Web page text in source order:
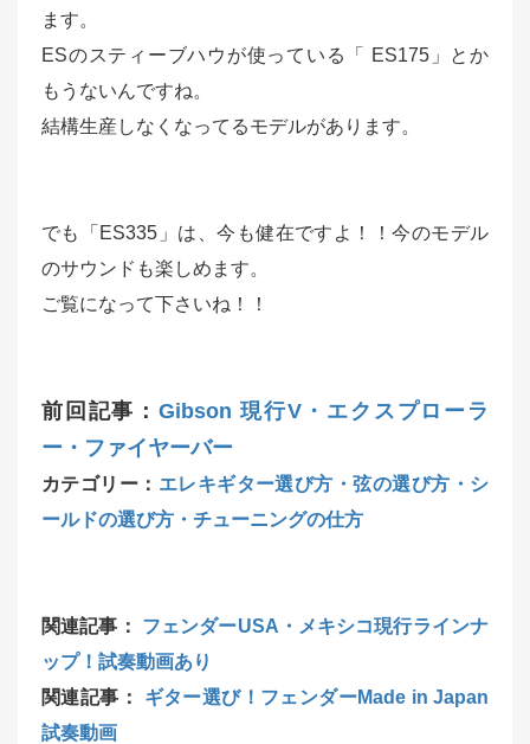
ます。
ESのスティーブハウが使っている「 ES175」とか
もうないんですね。
結構生産しなくなってるモデルがあります。
でも「ES335」は、今も健在ですよ！！今のモデル
のサウンドも楽しめます。
ご覧になって下さいね！！
前回記事：Gibson 現行V・エクスプローラ
ー・ファイヤーバー
カテゴリー： エレキギター選び方・弦の選び方・シ
ールドの選び方・チューニングの仕方
関連記事： フェンダーUSA・メキシコ現行ラインナ
ップ！試奏動画あり
関連記事： ギター選び！フェンダーMade in Japan
試奏動画